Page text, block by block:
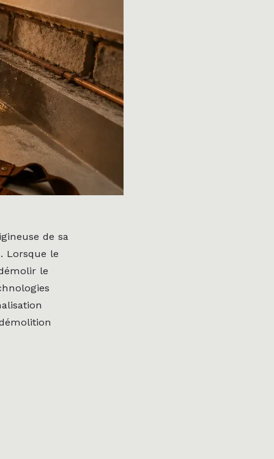
de sa
Lorsque le
le